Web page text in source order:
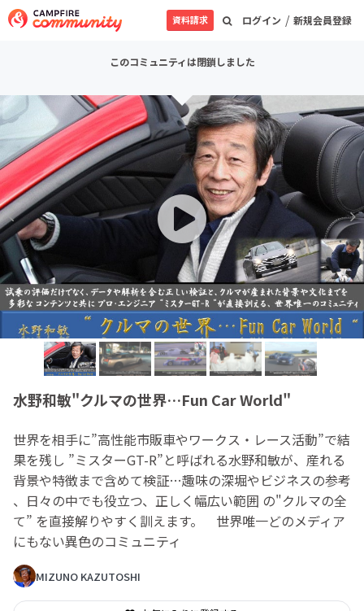
ログイン / 新規会員登録
資料請求
このコミュニティは閉鎖しました
水野和敏"クルマの世界…Fun Car World"
世界を相手に”高性能市販車やワークス・レース活動”で結
果を残し ”ミスターGT-R”と呼ばれる水野和敏が、産れる
背景や特徴まで含めて検証…趣味の深堀やビジネスの参考
、日々の中でも役立つ、正しく幅広い範囲 の"クルマの全
て” を直接解りやすく訓えます。 世界唯一どのメディア
にもない異色のコミュニティ
MIZUNO KAZUTOSHI